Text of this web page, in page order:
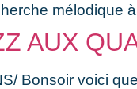
AUX
Bonsoir voici